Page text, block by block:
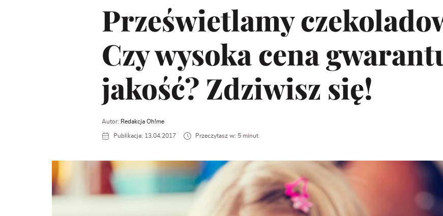
Prześwietlamy
Czy wysoka cena
jakość? Zdziwisz się!
Autor: Redakcja Oh!me
Publikacja: 13.04.2017 Przeczytasz w: 5 minut